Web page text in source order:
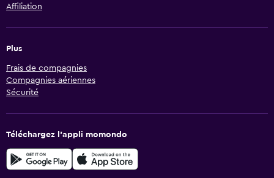
Affiliation
Plus
Frais de compagnies
Compagnies aériennes
Sécurité
Téléchargez l’appli momondo